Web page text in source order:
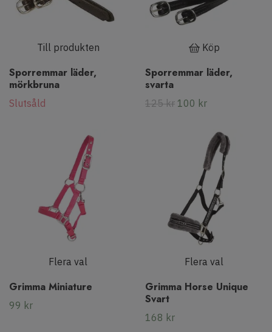
Till produkten
Sporremmar läder,
mörkbruna
Slutsåld
Köp
Sporremmar läder,
svarta
125 kr 100 kr
Flera val
Grimma Miniature
99 kr
Flera val
Grimma Horse Unique
Svart
168 kr